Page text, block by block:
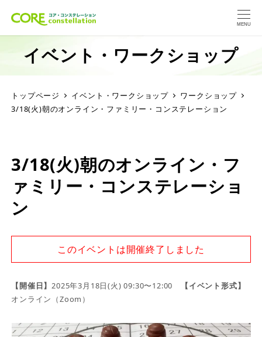
MENU
イベント・ワークショップ
トップページ イベント・ワークショップ
ワークショップ
3/18(火)朝のオンライン・ファミリー・コンステレーション
3/18(火)朝のオンライン・フ
ァミリー・コンステレーショ
ン
このイベントは開催終了しました
【開催日】2025年3月18日(火) 09:30〜12:00
【イベント形式】
オンライン（Zoom）